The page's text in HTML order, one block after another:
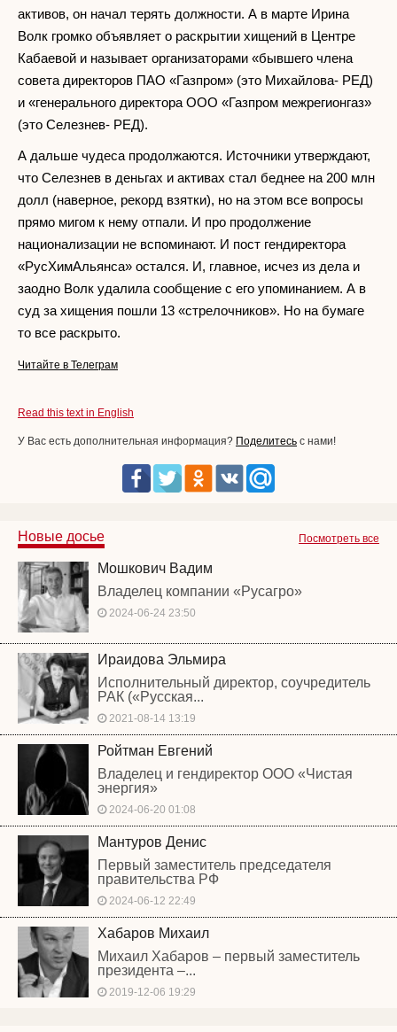
активов, он начал терять должности. А в марте Ирина
Волк громко объявляет о раскрытии хищений в Центре
Кабаевой и называет организаторами «бывшего члена
совета директоров ПАО «Газпром» (это Михайлова- РЕД)
и «генерального директора ООО «Газпром межрегионгаз»
(это Селезнев- РЕД).
А дальше чудеса продолжаются. Источники утверждают,
что Селезнев в деньгах и активах стал беднее на 200 млн
долл (наверное, рекорд взятки), но на этом все вопросы
прямо мигом к нему отпали. И про продолжение
национализации не вспоминают. И пост гендиректора
«РусХимАльянса» остался. И, главное, исчез из дела и
заодно Волк удалила сообщение с его упоминанием. А в
суд за хищения пошли 13 «стрелочников». Но на бумаге
то все раскрыто.
Читайте в Телеграм
Read this text in English
У Вас есть дополнительная информация? Поделитесь с нами!
Посмотреть все
Новые досье
Мошкович Вадим
Владелец компании «Русагро»
2024-06-24 23:50
Ираидова Эльмира
Исполнительный директор, соучредитель
РАК («Русская...
2021-08-14 13:19
Ройтман Евгений
Владелец и гендиректор ООО «Чистая
энергия»
2024-06-20 01:08
Мантуров Денис
Первый заместитель председателя
правительства РФ
2024-06-12 22:49
Хабаров Михаил
Михаил Хабаров – первый заместитель
президента –...
2019-12-06 19:29